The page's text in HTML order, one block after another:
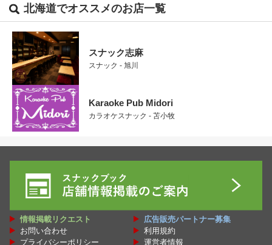
北海道でオススメのお店一覧
スナック志麻
スナック - 旭川
Karaoke Pub Midori
カラオケスナック - 苫小牧
情報掲載リクエスト
広告販売パートナー募集
お問い合わせ
利用規約
プライバシーポリシー
運営者情報